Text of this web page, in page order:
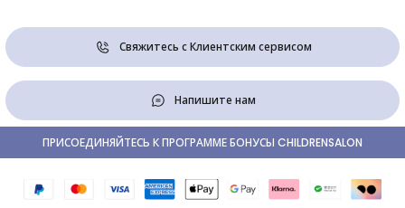
Свяжитесь с Клиентским сервисом
Напишите нам
ПРИСОЕДИНЯЙТЕСЬ К ПРОГРАММЕ БОНУСЫ CHILDRENSALON